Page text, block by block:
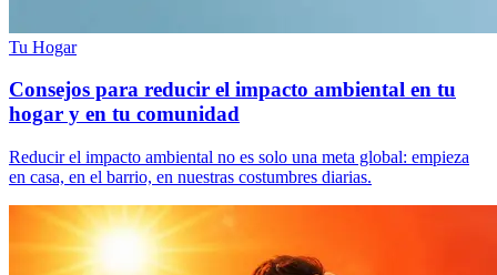
Tu Hogar
Consejos para reducir el impacto ambiental en tu
hogar y en tu comunidad
Reducir el impacto ambiental no es solo una meta global: empieza
en casa, en el barrio, en nuestras costumbres diarias.